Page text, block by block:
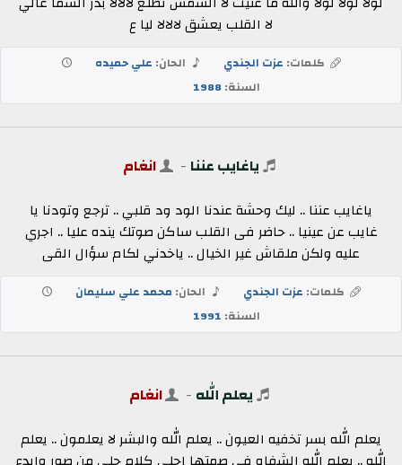
لا القلب يعشق لالالا ليا ع
كلمات: عزت الجندي الحان: علي حميده
السنة:1988
ياغايب عننا - انغام
ياغايب عننا .. ليك وحشة عندنا الود ود قلبي .. ترجع وتودنا يا
غايب عن عينيا .. حاضر فى القلب ساكن صوتك ينده عليا .. اجري
عليه ولكن ملقاش غير الخيال .. ياخدني لكام سؤال القى
كلمات: عزت الجندي الحان: محمد علي سليمان
السنة: 1991
يعلم الله - انغام
يعلم الله بسر تخفيه العيون .. يعلم الله والبشر لا يعلمون .. يعلم